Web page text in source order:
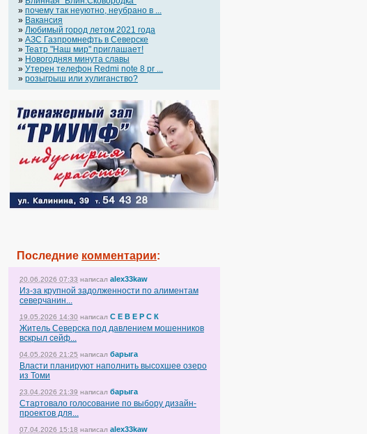
» почему так неуютно, неубрано в ...
» Вакансия
» Любимый город летом 2021 года
» АЗС Газпромнефть в Северске
» Театр "Наш мир" приглашает!
» Новогодняя минута славы
» Утерен телефон Redmi note 8 pr ...
» розыгрыш или хулиганство?
Последние комментарии:
20.06.2026 07:33 написал alex33kaw
Из-за крупной задолженности по алиментам
северчанин...
19.05.2026 14:30 написал С Е В Е Р С К
Житель Северска под давлением мошенников
вскрыл сейф...
04.05.2026 21:25 написал барыга
Власти планируют наполнить высохшее озеро
из Томи
23.04.2026 21:39 написал барыга
Стартовало голосование по выбору дизайн-
проектов для...
07.04.2026 15:18 написал alex33kaw